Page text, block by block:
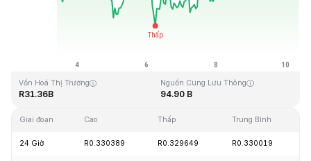
Cập Nhật Lần Cuối: 2026-08-10, 09:16 GMT+0
Vốn Hoá Thị Trường
R31.36B
Nguồn Cung Lưu Thông
94.90 B
Giai đoạn Cao Thấp Trung Bình
24 Giờ R0.330389 R0.329649 R0.330019